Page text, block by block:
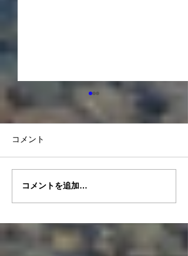
2026.6/29-7/1 ドルフィン
ツアー 御蔵荘泊
コメント
コメントを追加…